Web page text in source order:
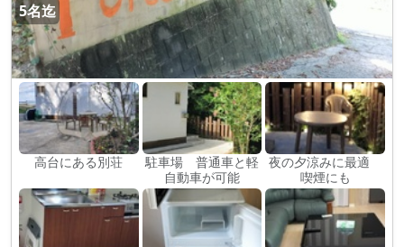
5名迄
高台にある別荘
駐車場 普通車と軽
自動車が可能
夜の夕涼みに最適
喫煙にも